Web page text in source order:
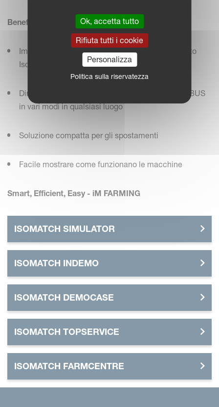
Benefici
Impressionare i clienti con le capacità del prodotto
IsoMatch
Dimostrare il funzionamento della macchina ISOBUS
in vari modi in qualsiasi luogo
Soluzione compatta per gli spostamenti
Facile mostrare come funzionano le macchine
Smart, Efficient, Easy - iM FARMING
ISOMATCH SIMULATOR
ISOMATCH INDEMO
ISOMATCH DEMOCASE
ISOMATCH TOPSERVICE
ISOMATCH FARMCENTRE
Ok, accetta tutto
Rifiuta tutti i cookie
Personalizza
Politica sulla riservatezza